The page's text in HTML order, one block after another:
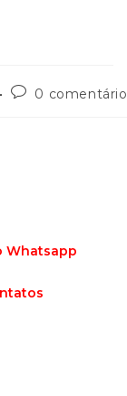
0 comentário
Whatsapp